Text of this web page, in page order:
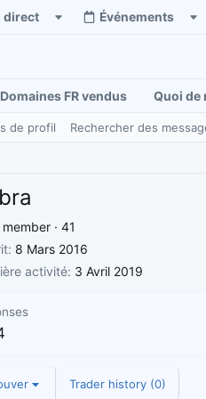
direct Événements
Domaines FR vendus Quoi de
de profil Rechercher des
member · 41
8 Mars 2016
activité 3 Avril 2019
Trader history (0)